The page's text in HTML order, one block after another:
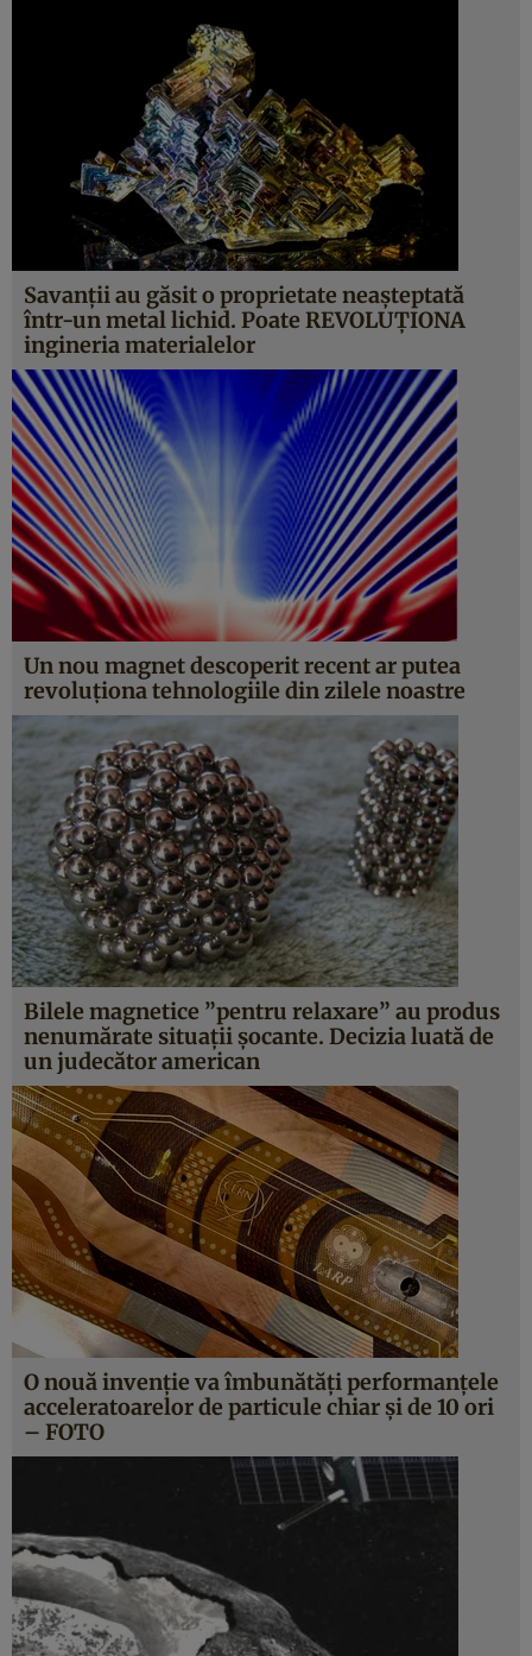
Savanţii au găsit o proprietate neaşteptată
într-un metal lichid. Poate REVOLUŢIONA
ingineria materialelor
Un nou magnet descoperit recent ar putea
revoluţiona tehnologiile din zilele noastre
Bilele magnetice ”pentru relaxare” au produs
nenumărate situaţii şocante. Decizia luată de
un judecător american
O nouă invenţie va îmbunătăţi performanţele
acceleratoarelor de particule chiar şi de 10 ori
– FOTO